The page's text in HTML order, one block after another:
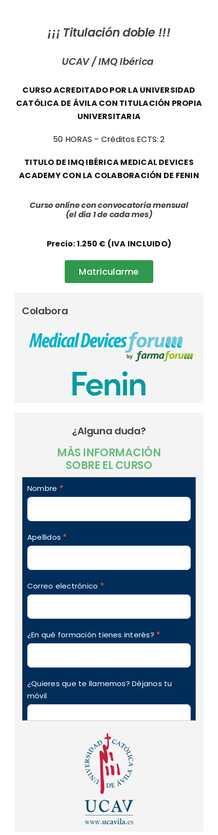
¡¡¡ Titulación doble !!!
UCAV /IMQ Ibérica
CURSO ACREDITADO POR LAUNIVERSIDAD
CATÓLICA DE ÁVILA CON TITULACIÓN PROPIA
UNIVERSITARIA
50 HORAS – Créditos ECTS: 2
TITULO DE IMQ IBÉRICA MEDICAL DEVICES
ACADEMY CON LA COLABORACIÓN DE FENIN
Curso online con convocatoria mensual
(el día 1 de cada mes)
Precio: 1.250 € (IVA INCLUIDO)
Matricularme
Colabora
¿Alguna duda?
MÁS INFORMACIÓN
SOBRE EL CURSO
formulario_contacto_formacion
Nombre *
Apellidos *
Correo electrónico *
¿En qué formación tienes interés? *
¿Quieres que te llamemos? Déjanos tu
móvil
Nos autorizas a mandar futuras
comunicaciones de interés de la academia
y sobre nuestros cursos y/o promociones
(puedes darte de baja cuando quieras)
Quiero recibir una copia del formulario